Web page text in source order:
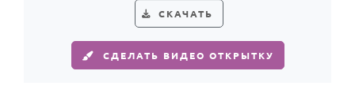
СКАЧАТЬ
СДЕЛАТЬ ВИДЕО ОТКРЫТКУ